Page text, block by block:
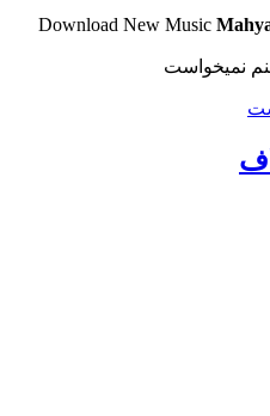
Download New Music